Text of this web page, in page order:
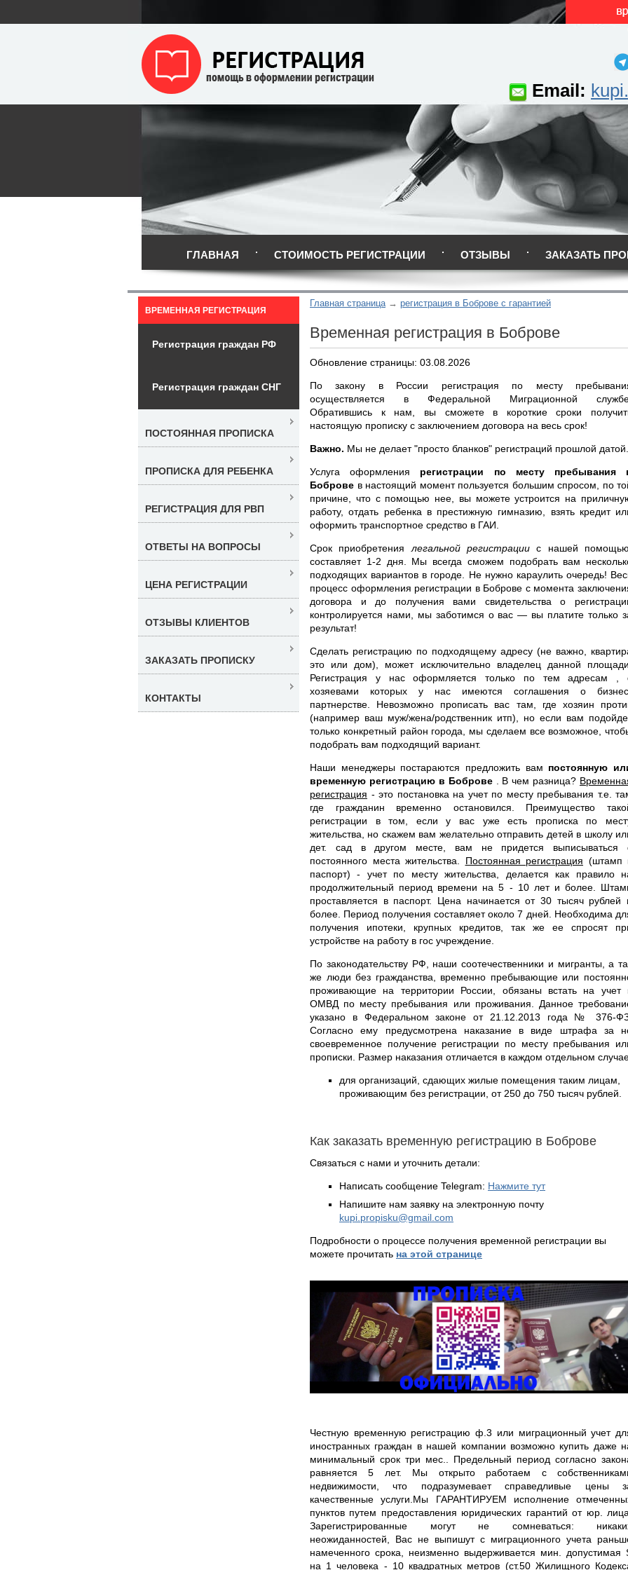
Email:
ГЛАВНАЯ СТОИМОСТЬ РЕГИСТРАЦИИ ОТЗЫВЫ ЗАКАЗАТЬ
Главная страница регистрация в Боброве с гарантией
Временная регистрация в Боброве
Обновление страницы: 03.08.2026
По закону в России регистрация по месту
осуществляется в Федеральной Миграционной
Обратившись к нам, вы сможете в короткие сроки
настоящую прописку с заключением договора на весь срок!
Важно. Мы не делает "просто бланков" регистраций прошлой датой.
Услуга оформления регистрации по месту пребывания
Боброве в настоящий момент пользуется большим спросом, по
причине, что с помощью нее, вы можете устроится на
работу, отдать ребенка в престижную гимназию, взять кредит
оформить транспортное средство в ГАИ.
Срок приобретения легальной регистрациис нашей помощью,
составляет 1-2 дня. Мы всегда сможем подобрать вам
подходящих вариантов в городе. Не нужно караулить очередь!
процесс оформления регистрации в Боброве с момента
договора и до получения вами свидетельства о
контролируется нами, мы заботимся о вас — вы платите только
результат!
Сделать регистрацию по подходящему адресу (не важно,
это или дом), может исключительно владелец данной площади.
Регистрация у нас оформляется только по тем адресам ,
хозяевами которых у нас имеются соглашения о
партнерстве. Невозможно прописать вас там, где хозяин
(например ваш муж/жена/родственник итп), но если вам
только конкретный район города, мы сделаем все возможное,
подобрать вам подходящий вариант.
Наши менеджеры постараются предложить вам постоянную
временную регистрацию в Боброве
. В чем разница?
регистрация - это постановка на учет по месту пребывания т.е.
где гражданин временно остановился. Преимущество
регистрации в том, если у вас уже есть прописка по
жительства, но скажем вам желательно отправить детей в школу
дет. сад в другом месте, вам не придется выписываться
постоянного места жительства. Постоянная регистрация (штамп
паспорт) - учет по месту жительства, делается как правило
продолжительный период времени на 5 - 10 лет и более.
проставляется в паспорт. Цена начинается от 30 тысяч рублей
более. Период получения составляет около 7 дней. Необходима
получения ипотеки, крупных кредитов, так же ее спросят
устройстве на работу в гос учреждение.
По законодательству РФ, наши соотечественники и мигранты, а
же люди без гражданства, временно пребывающие или
проживающие на территории России, обязаны встать на учет
ОМВД по месту пребывания или проживания. Данное
указано в Федеральном законе от 21.12.2013 года № 376-
Согласно ему предусмотрена наказание в виде штрафа за
своевременное получение регистрации по месту пребывания
прописки. Размер наказания отличается в каждом отдельном
для организаций, сдающих жилые помещения таким лицам,
проживающим без регистрации, от 250 до 750 тысяч рублей.
Как заказать временную регистрацию в Боброве
Связаться с нами и уточнить детали:
Написать сообщение Telegram: Нажмите тут
Напишите нам заявку на электронную почту
kupi.propisku@gmail.com
Подробности о процессе получения временной регистрации вы
можете прочитать на этой странице
Честную временную регистрацию ф.3 или миграционный учет
иностранных граждан в нашей компании возможно купить даже
минимальный срок три мес.. Предельный период согласно
равняется 5 лет. Мы открыто работаем с
недвижимости, что подразумевает справедливые цены
качественные услуги.Мы ГАРАНТИРУЕМ исполнение
пунктов путем предоставления юридических гарантий от юр. лица.
Зарегистрированные могут не сомневаться:
неожиданностей, Вас не выпишут с миграционного учета
намеченного срока, неизменно выдерживается мин. допустимая
на 1 человека - 10 квадратных метров (ст.50 Жилищного
ВРЕМЕННАЯ РЕГИСТРАЦИЯ
Регистрация граждан РФ
Регистрация граждан СНГ
ПОСТОЯННАЯ ПРОПИСКА
ПРОПИСКА ДЛЯ РЕБЕНКА
РЕГИСТРАЦИЯ ДЛЯ РВП
ОТВЕТЫ НА ВОПРОСЫ
ЦЕНА РЕГИСТРАЦИИ
ОТЗЫВЫ КЛИЕНТОВ
ЗАКАЗАТЬ ПРОПИСКУ
КОНТАКТЫ